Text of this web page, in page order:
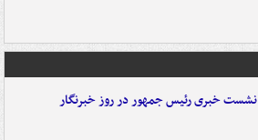
نشست خبری رئیس جمهور در روز خبرنگار